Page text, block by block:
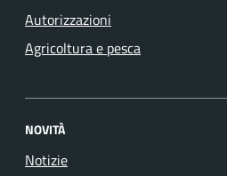
Autorizzazioni
Agricoltura e pesca
NOVITÀ
Notizie